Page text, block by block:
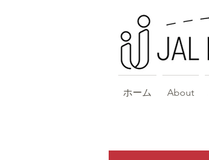
ホーム About